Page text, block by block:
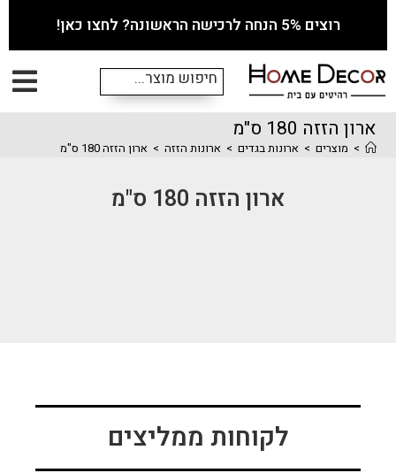
רוצים 5% הנחה לרכישה הראשונה? לחצו כאן!
ארון הזזה 180 ס"מ
> מוצרים > ארונות בגדים > ארונות הזזה > ארון הזזה 180 ס"מ
ארון הזזה 180 ס"מ
לקוחות ממליצים